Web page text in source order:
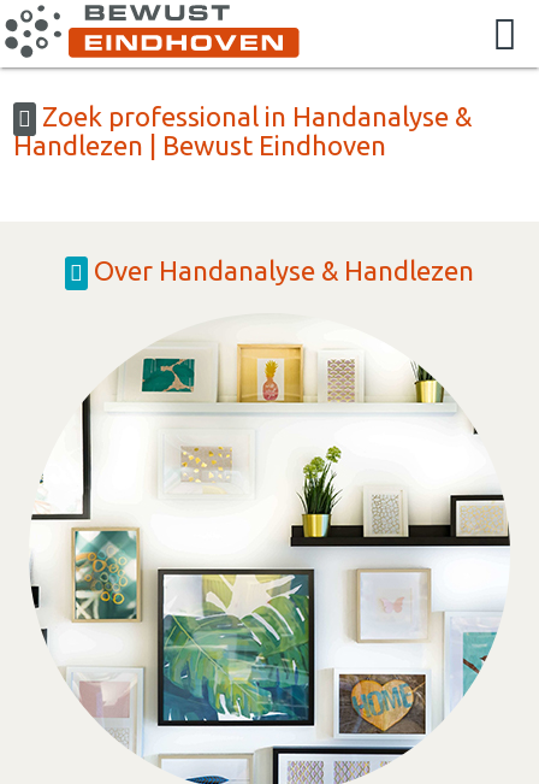
Zoek professional in Handanalyse &
Handlezen | Bewust Eindhoven
Over Handanalyse & Handlezen